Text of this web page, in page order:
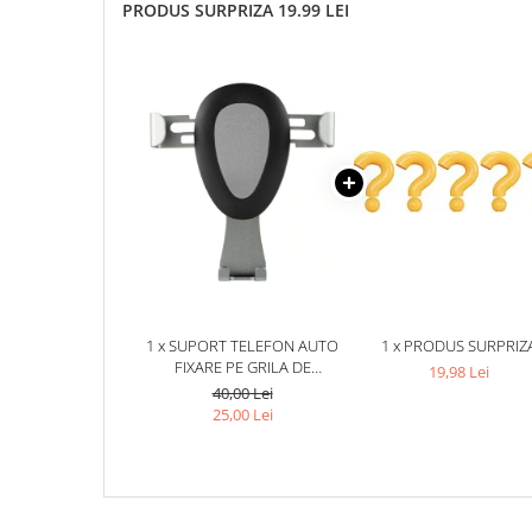
PRODUS SURPRIZA 19.99 LEI
1 x SUPORT TELEFON AUTO
FIXARE PE GRILA DE
VENTILATIE,INCHIDERE
AUTOMATA IN 3 PUNCTE -
40,00 Lei
25,00 Lei
1 x PRODUS
19,98 Lei